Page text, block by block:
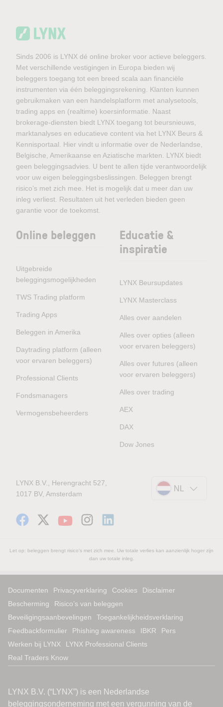
Sinds 2006 is LYNX dé online broker voor actieve beleggers.
Met verschillende vestigingen in Europa bieden wij
beleggers toegang tot een breed scala aan financiële
instrumenten via één beleggingsrekening. Klanten kunnen
gebruikmaken van een handelsplatform met analysetools,
trading apps en (realtime) koersinformatie. Naast
brokerage-diensten biedt LYNX toegang tot beursnieuws,
marktanalyses en educatieve content via het LYNX Beurs &
Kennisportaal. Hier vindt u informatie over de Nederlandse,
Belgische, Amerikaanse en Aziatische markten. LYNX biedt
geen beleggingsadvies. U bent te allen tijde verantwoordelijk
voor uw eigen beleggingsbeslissingen. Beleggen brengt
risico’s met zich mee. Het is mogelijk dat u meer dan uw
inleg verliest. Resultaten uit het verleden bieden geen
garantie voor de toekomst.
Online beleggen
Uitgebreide
beleggingsmogelijkheden
TWS Trading platform
Trading Apps
Beleggen in Amerika
Daytrading platform (alleen
voor ervaren beleggers)
Professional Clients
Fondsmanagers
Vermogensbeheerders
Educatie &
inspiratie
LYNX Beursupdates
LYNX Masterclass
Alles over aandelen
Alles over opties (alleen
voor ervaren beleggers)
Alles over futures (alleen
voor ervaren beleggers)
Alles over trading
AEX
DAX
Dow Jones
LYNX B.V., Herengracht 527,
1017 BV, Amsterdam
NL
Let op: beleggen brengt risico's met zich mee. Uw totale verlies kan aanzienlijk hoger zijn
dan uw totale inleg.
Documenten Privacyverklaring Cookies
Disclaimer
Bescherming
Risico’s van beleggen
Beveiligingsaanbevelingen
Toegankelijkheidsverklaring
Feedbackformulier
Phishing awareness IBKR
Pers
Werken bij LYNX
LYNX Professional Clients
Real Traders Know